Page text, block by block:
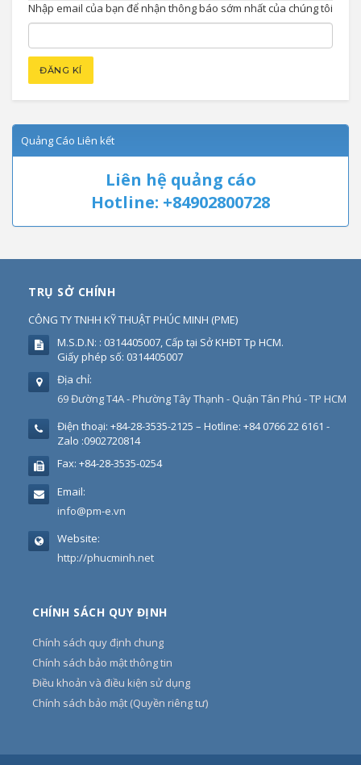
Nhập email của bạn để nhận thông báo sớm nhất của chúng tôi
Quảng Cáo Liên kết
Liên hệ quảng cáo
Hotline: +84902800728
TRỤ SỞ CHÍNH
CÔNG TY TNHH KỸ THUẬT PHÚC MINH (PME)
M.S.D.N: : 0314405007, Cấp tại Sở KHĐT Tp HCM.
Giấy phép số: 0314405007
Địa chỉ:
69 Đường T4A - Phường Tây Thạnh - Quận Tân Phú - TP HCM
Điện thoại: +84-28-3535-2125 – Hotline: +84 0766 22 6161 -
Zalo :0902720814
Fax: +84-28-3535-0254
Email:
info@pm-e.vn
Website:
http://phucminh.net
CHÍNH SÁCH QUY ĐỊNH
Chính sách quy định chung
Chính sách bảo mật thông tin
Điều khoản và điều kiện sử dụng
Chính sách bảo mật (Quyền riêng tư)